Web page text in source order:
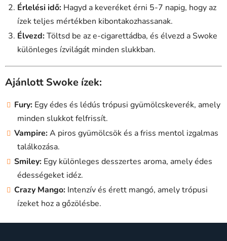
Érlelési idő: Hagyd a keveréket érni 5-7 napig, hogy az
ízek teljes mértékben kibontakozhassanak.
Élvezd:Töltsd be az e-cigarettádba, és élvezd a Swoke
különleges ízvilágát minden slukkban.
Ajánlott Swoke ízek:
Fury: Egy édes és lédús trópusi gyümölcskeverék, amely
minden slukkot felfrissít.
Vampire:A piros gyümölcsök és a friss mentol izgalmas
találkozása.
Smiley: Egy különleges desszertes aroma, amely édes
édességeket idéz.
Crazy Mango: Intenzív és érett mangó, amely trópusi
ízeket hoz a gőzölésbe.